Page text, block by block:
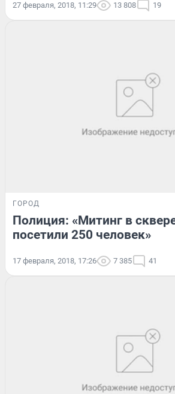
27 февраля, 2018, 11:29 13 808 19
ГОРОД
Полиция: «Митинг в
посетили 250 человек»
17 февраля, 2018, 17:26 7 385 41